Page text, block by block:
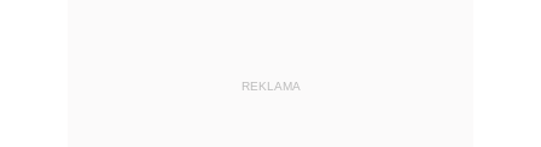
środki wydawać w roku przyszłym,